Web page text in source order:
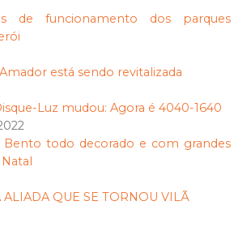
de funcionamento dos parques
está sendo revitalizada
Luz mudou: Agora é 4040-1640
Bento todo decorado e com grandes
ALIADA QUE SE TORNOU VILÃ